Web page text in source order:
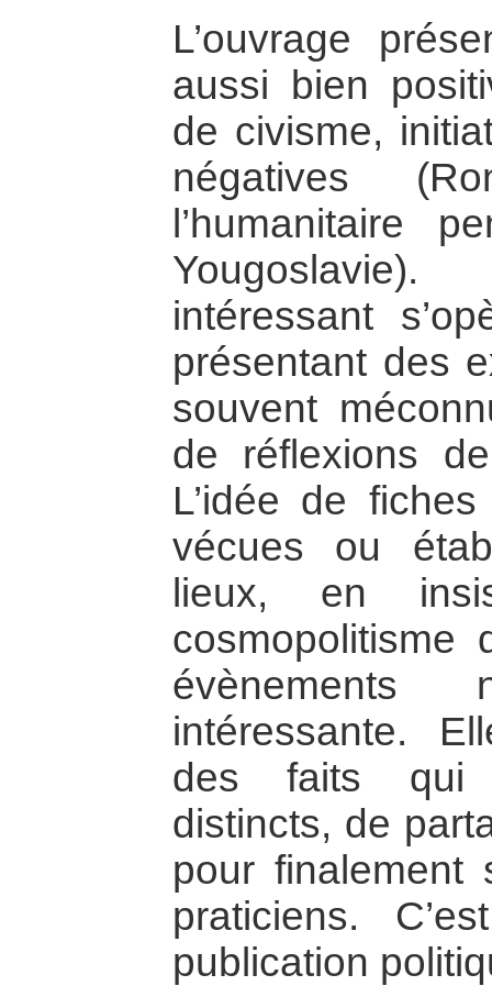
L’ouvrage
aussi bien
de civisme,
négatives
l’humanitaire
intéressant
présentant des
souvent
de réflexions
L’idée de
vécues ou
lieux, en
cosmopolitisme
intéressante.
des faits qui
distincts, de
pour finalement
praticiens.
publication